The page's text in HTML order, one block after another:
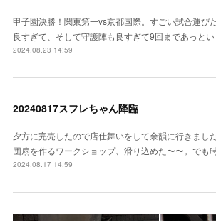
甲子園決勝！関東第一vs京都国際。すごい試合運び
良すぎて、そして守護陣も良すぎて9回まであっと
2024.08.23 14:59
20240817スフレちゃん降臨
夕方に完売したので店仕舞いをして余韻に行きまし
団扇を作るワークショップ、滑り込めた〜〜。でも
2024.08.17 14:59